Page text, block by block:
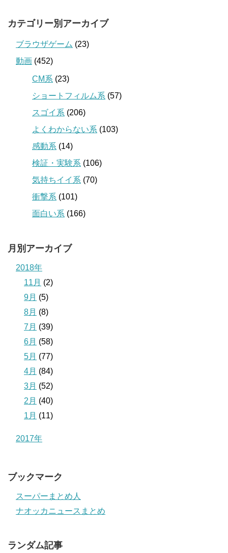
カテゴリー別アーカイブ
ブラウザゲーム (23)
動画 (452)
CM系 (23)
ショートフィルム系 (57)
スゴイ系 (206)
よくわからない系 (103)
感動系 (14)
検証・実験系 (106)
気持ちイイ系 (70)
衝撃系 (101)
面白い系 (166)
月別アーカイブ
2018年
11月 (2)
9月 (5)
8月 (8)
7月 (39)
6月 (58)
5月 (77)
4月 (84)
3月 (52)
2月 (40)
1月 (11)
2017年
ブックマーク
スーパーまとめ人
ナオッカニュースまとめ
ランダム記事